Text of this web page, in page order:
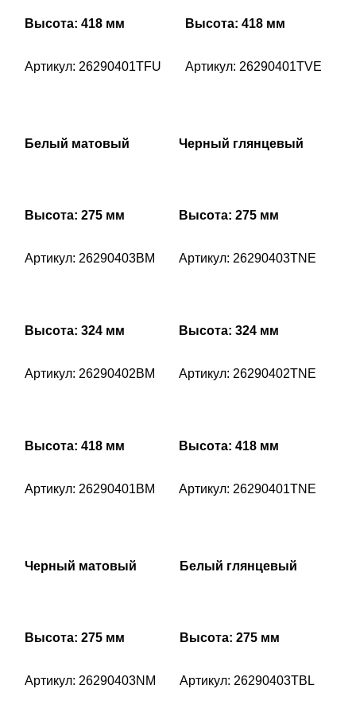
Высота: 418 мм
Артикул: 26290401TFU
Высота: 418 мм
Артикул: 26290401TVE
Белый матовый
Высота: 275 мм
Артикул: 26290403BM
Высота: 324 мм
Артикул: 26290402BM
Высота: 418 мм
Артикул: 26290401BM
Черный глянцевый
Высота: 275 мм
Артикул: 26290403TNE
Высота: 324 мм
Артикул: 26290402TNE
Высота: 418 мм
Артикул: 26290401TNE
Черный матовый
Высота: 275 мм
Артикул: 26290403NM
Белый глянцевый
Высота: 275 мм
Артикул: 26290403TBL